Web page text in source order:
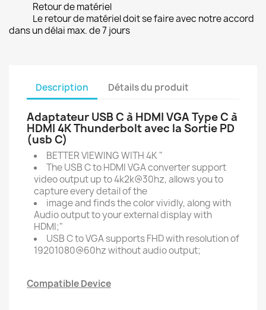
Retour de matériel
Le retour de matériel doit se faire avec notre accord
dans un délai max. de 7 jours
Description Détails du produit
Adaptateur USB C à HDMI VGA Type C à
HDMI 4K Thunderbolt avec la Sortie PD
(usb C)
BETTER VIEWING WITH 4K "
The USB C to HDMI VGA converter support
video output up to 4k2k@30hz, allows you to
capture every detail of the
image and finds the color vividly, along with
Audio output to your external display with
HDMI;"
USB C to VGA supports FHD with resolution of
19201080@60hz without audio output;
Compatible Device